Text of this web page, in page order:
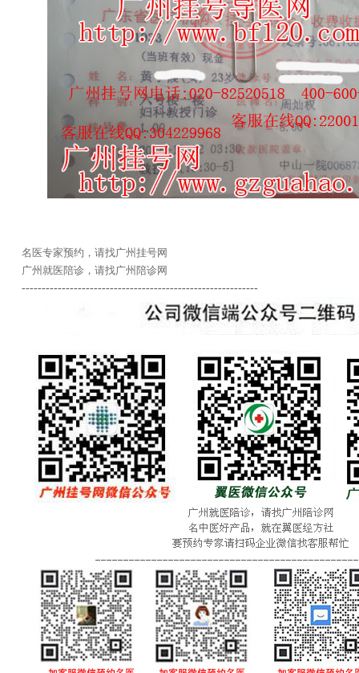
名医专家预约，请找广州挂号网
广州就医陪诊，请找广州陪诊网
-----------------------------------------------------------